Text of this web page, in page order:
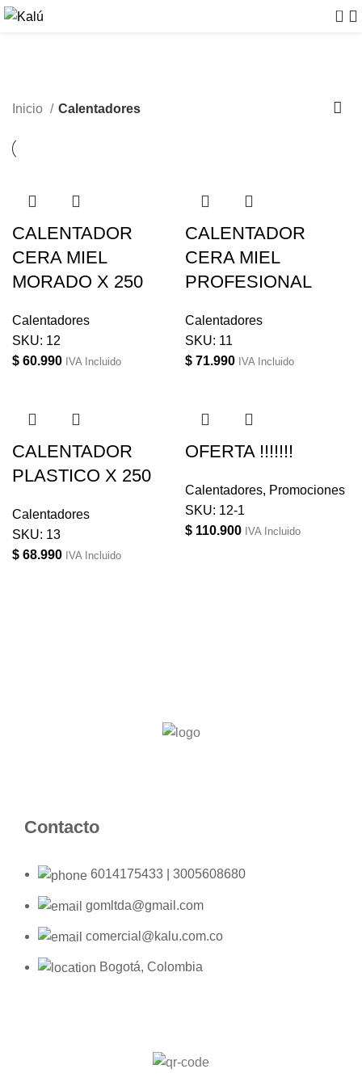
0
Inicio Calentadores
CALENTADOR
CERA MIEL
MORADO X 250
Calentadores
SKU: 12
$ 60.990 IVA Incluido
CALENTADOR
CERA MIEL
PROFESIONAL
Calentadores
SKU: 11
$ 71.990 IVA Incluido
CALENTADOR
PLASTICO X 250
Calentadores
SKU: 13
$ 68.990 IVA Incluido
OFERTA !!!!!!!
Calentadores, Promociones
SKU: 12-1
$ 110.900 IVA Incluido
Contacto
6014175433 | 3005608680
gomltda@gmail.com
comercial@kalu.com.co
Bogotá, Colombia